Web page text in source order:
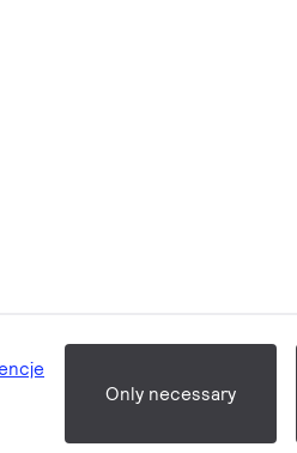
Only necessary